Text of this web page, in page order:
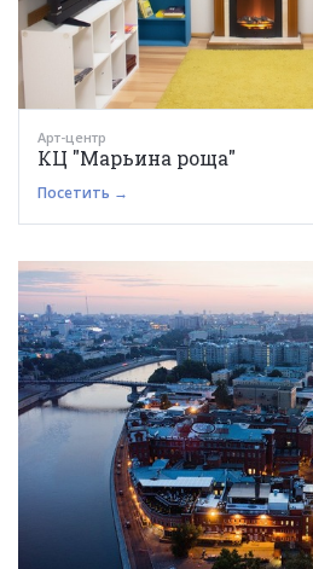
Арт-центр
КЦ "Марьина роща"
Посетить →